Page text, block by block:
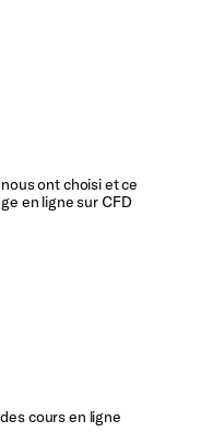
ont choisi et ce
en ligne sur CFD
cours en ligne